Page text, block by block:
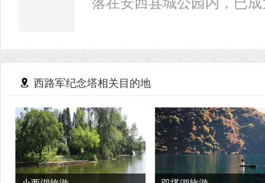
西路军纪念塔相关目的地